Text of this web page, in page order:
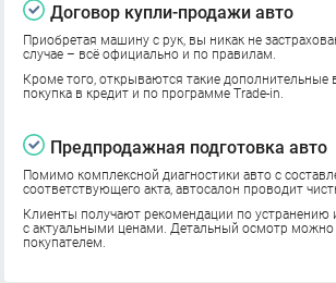
Договор купли-продажи авто
Приобретая машину с рук, вы никак не
случае – всё официально и по правилам.
Кроме того, открываются такие дополнительные
покупка в кредит и по программе Trade-in.
Предпродажная подготовка авто
Помимо комплексной диагностики авто с
соответствующего акта, автосалон проводит
Клиенты получают рекомендации по
с актуальными ценами. Детальный осмотр можно
покупателем.